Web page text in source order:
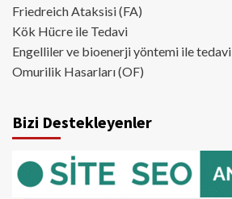
Friedreich Ataksisi (FA)
Kök Hücre ile Tedavi
Engelliler ve bioenerji yöntemi ile tedavi
Omurilik Hasarları (OF)
Bizi Destekleyenler